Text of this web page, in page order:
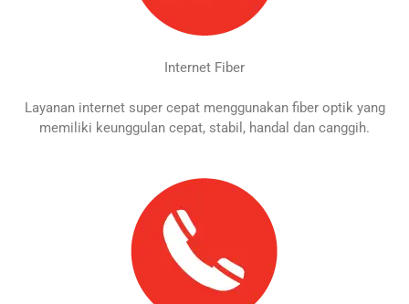
Internet Fiber
Layanan internet super cepat menggunakan fiber optik yang
memiliki keunggulan cepat, stabil, handal dan canggih.